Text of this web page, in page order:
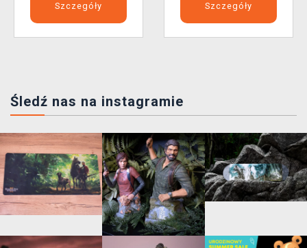
Szczegóły Szczegóły
Śledź nas na instagramie